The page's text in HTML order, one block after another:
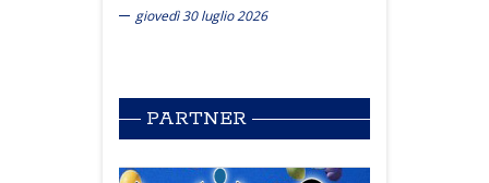
giovedì 30 luglio 2026
PARTNER